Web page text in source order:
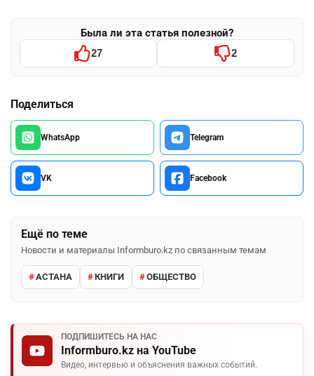
Была ли эта статья полезной?
27 2
Поделиться
WhatsApp Telegram
VK Facebook
Ещё по теме
Новости и материалы Informburo.kz по связанным темам
АСТАНА КНИГИ ОБЩЕСТВО
ПОДПИШИТЕСЬ НА НАС
Informburo.kz на YouTube
Видео, интервью и объяснения важных событий.